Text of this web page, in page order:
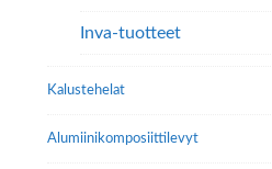
Inva-tuotteet
Kalustehelat
Alumiini­komposiitti­levyt